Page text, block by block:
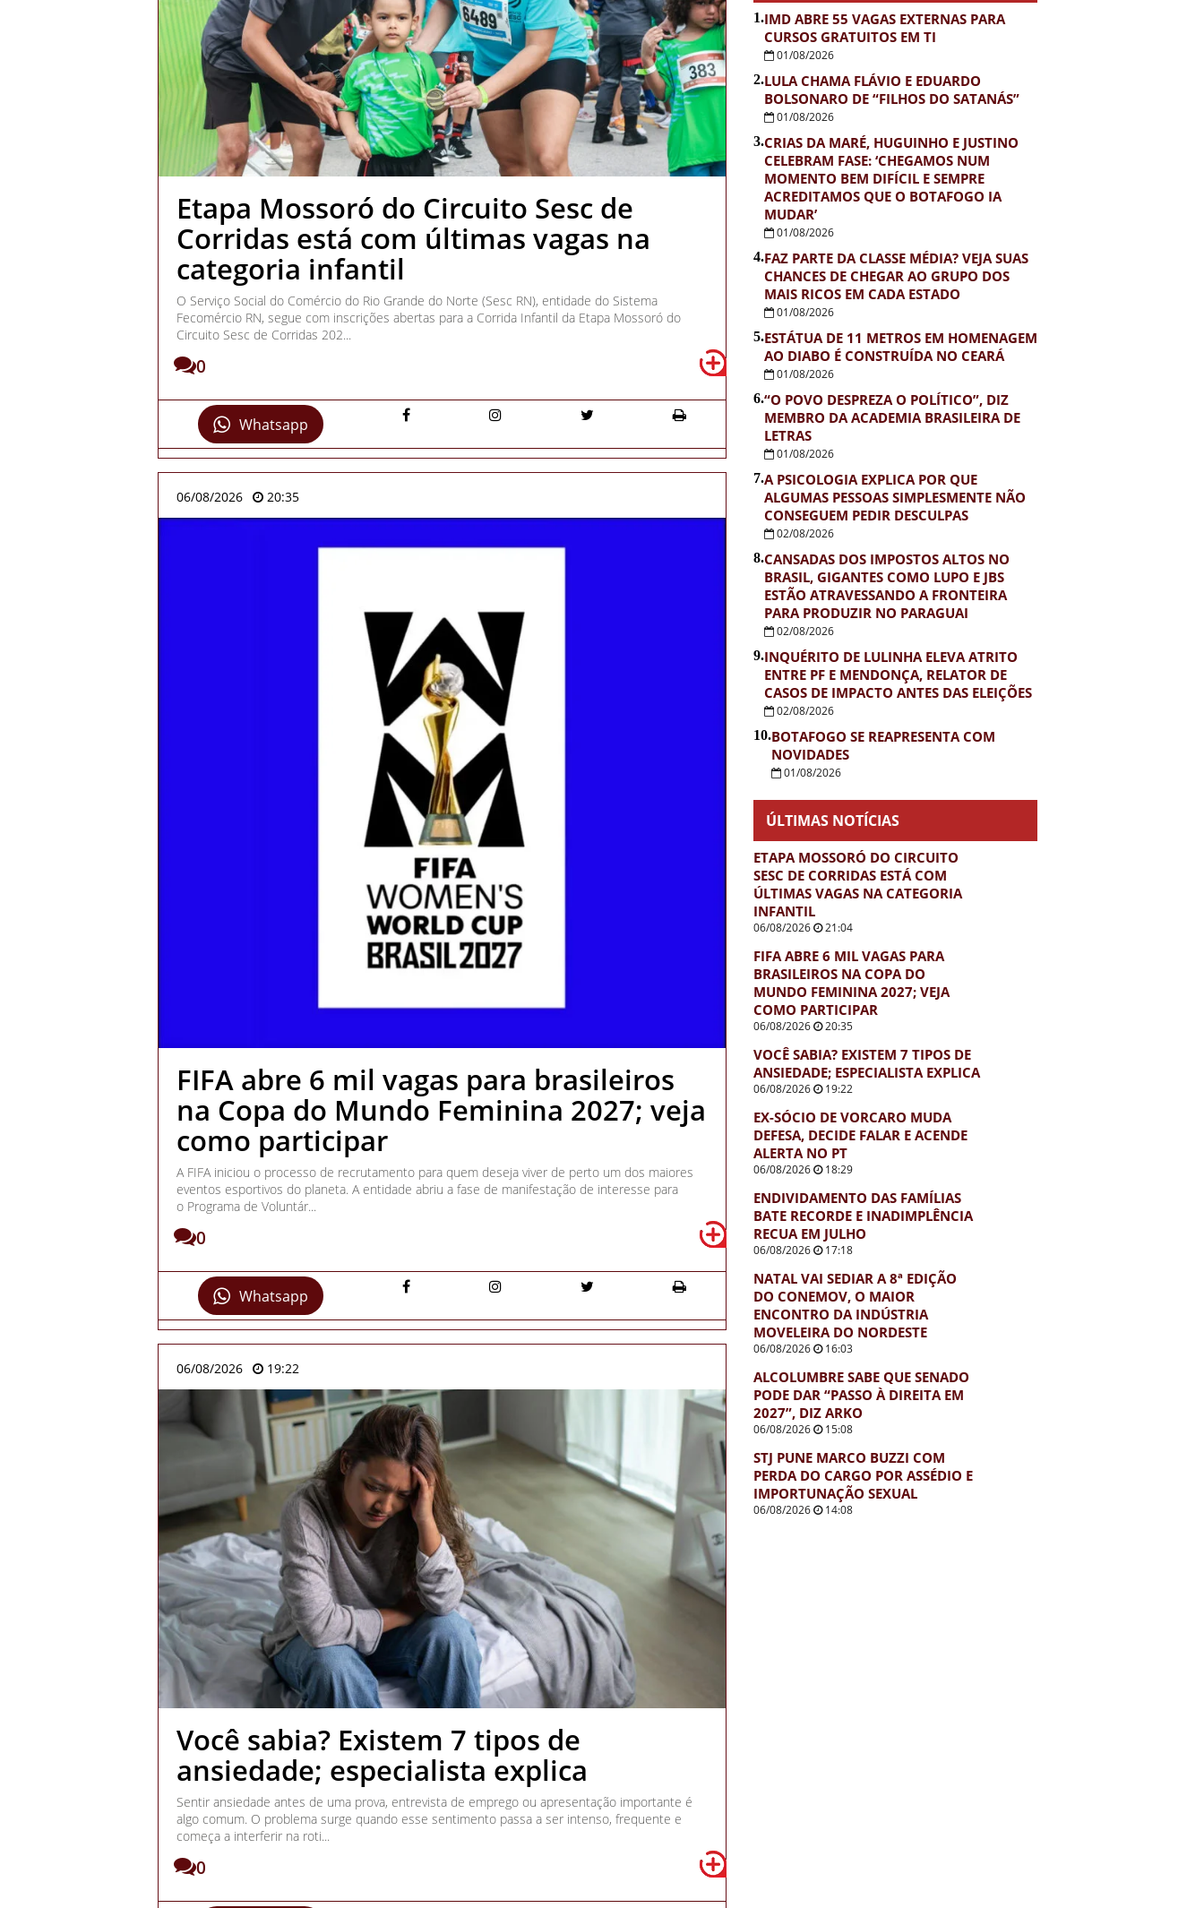
Etapa Mossoró do Circuito Sesc de
Corridas está com últimas vagas na
categoria infantil
O Serviço Social do Comércio do Rio Grande do Norte (Sesc RN), entidade do Sistema
Fecomércio RN, segue com inscrições abertas para a Corrida Infantil da Etapa Mossoró do
Circuito Sesc de Corridas 202...
0
Whatsapp
06/08/2026 20:35
FIFA abre 6 mil vagas para brasileiros
na Copa do Mundo Feminina 2027; veja
como participar
A FIFA iniciou o processo de recrutamento para quem deseja viver de perto um dos maiores
eventos esportivos do planeta. A entidade abriu a fase de manifestação de interesse para
o Programa de Voluntár...
0
Whatsapp
06/08/2026 19:22
Você sabia? Existem 7 tipos de
ansiedade; especialista explica
Sentir ansiedade antes de uma prova, entrevista de emprego ou apresentação importante é
algo comum. O problema surge quando esse sentimento passa a ser intenso, frequente e
começa a interferir na roti...
0
1.IMD ABRE 55 VAGAS EXTERNAS PARA
CURSOS GRATUITOS EM TI
01/08/2026
2.LULA CHAMA FLÁVIO E EDUARDO
BOLSONARO DE “FILHOS DO SATANÁS”
01/08/2026
3.CRIAS DA MARÉ, HUGUINHO E JUSTINO
CELEBRAM FASE: ‘CHEGAMOS NUM
MOMENTO BEM DIFÍCIL E SEMPRE
ACREDITAMOS QUE O BOTAFOGO IA
MUDAR’
01/08/2026
4.FAZ PARTE DA CLASSE MÉDIA? VEJA SUAS
CHANCES DE CHEGAR AO GRUPO DOS
MAIS RICOS EM CADA ESTADO
01/08/2026
5.ESTÁTUA DE 11 METROS EM HOMENAGEM
AO DIABO É CONSTRUÍDA NO CEARÁ
01/08/2026
6.“O POVO DESPREZA O POLÍTICO”, DIZ
MEMBRO DA ACADEMIA BRASILEIRA DE
LETRAS
01/08/2026
7.A PSICOLOGIA EXPLICA POR QUE
ALGUMAS PESSOAS SIMPLESMENTE NÃO
CONSEGUEM PEDIR DESCULPAS
02/08/2026
8.CANSADAS DOS IMPOSTOS ALTOS NO
BRASIL, GIGANTES COMO LUPO E JBS
ESTÃO ATRAVESSANDO A FRONTEIRA
PARA PRODUZIR NO PARAGUAI
02/08/2026
9.INQUÉRITO DE LULINHA ELEVA ATRITO
ENTRE PF E MENDONÇA, RELATOR DE
CASOS DE IMPACTO ANTES DAS ELEIÇÕES
02/08/2026
10.BOTAFOGO SE REAPRESENTA COM
NOVIDADES
01/08/2026
ÚLTIMAS NOTÍCIAS
ETAPA MOSSORÓ DO CIRCUITO
SESC DE CORRIDAS ESTÁ COM
ÚLTIMAS VAGAS NA CATEGORIA
INFANTIL
06/08/2026 21:04
FIFA ABRE 6 MIL VAGAS PARA
BRASILEIROS NA COPA DO
MUNDO FEMININA 2027; VEJA
COMO PARTICIPAR
06/08/2026 20:35
VOCÊ SABIA? EXISTEM 7 TIPOS DE
ANSIEDADE; ESPECIALISTA EXPLICA
06/08/2026 19:22
EX-SÓCIO DE VORCARO MUDA
DEFESA, DECIDE FALAR E ACENDE
ALERTA NO PT
06/08/2026 18:29
ENDIVIDAMENTO DAS FAMÍLIAS
BATE RECORDE E INADIMPLÊNCIA
RECUA EM JULHO
06/08/2026 17:18
NATAL VAI SEDIAR A 8ª EDIÇÃO
DO CONEMOV, O MAIOR
ENCONTRO DA INDÚSTRIA
MOVELEIRA DO NORDESTE
06/08/2026 16:03
ALCOLUMBRE SABE QUE SENADO
PODE DAR “PASSO À DIREITA EM
2027”, DIZ ARKO
06/08/2026 15:08
STJ PUNE MARCO BUZZI COM
PERDA DO CARGO POR ASSÉDIO E
IMPORTUNAÇÃO SEXUAL
06/08/2026 14:08